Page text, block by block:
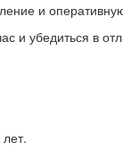
и
и убедиться в